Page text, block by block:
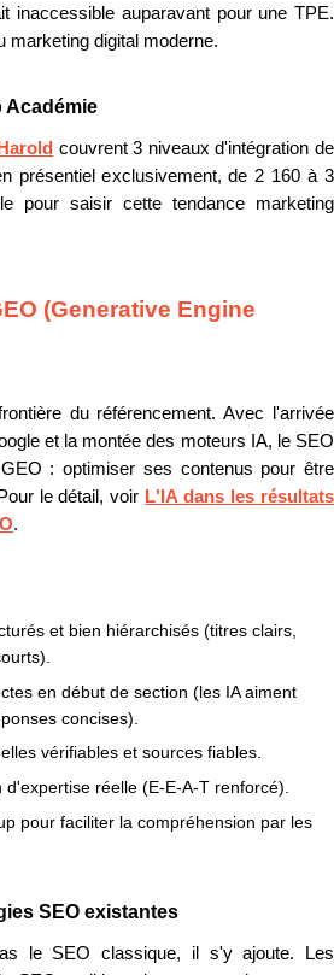
inaccessible auparavant pour une TPE.
marketing digital moderne.
Académie
couvrent 3 niveaux d'intégration de
présentiel exclusivement, de 2 160 à 3
pour saisir cette tendance marketing
(Generative Engine
du référencement. Avec l'arrivée
et la montée des moteurs IA, le SEO
: optimiser ses contenus pour être
le détail, voir L'IA dans les résultats
.
et bien hiérarchisés (titres clairs,
en début de section (les IA aiment
concises).
vérifiables et sources fiables.
d'expertise réelle (E-E-A-T renforcé).
pour faciliter la compréhension par les
SEO existantes
le SEO classique, il s'y ajoute. Les